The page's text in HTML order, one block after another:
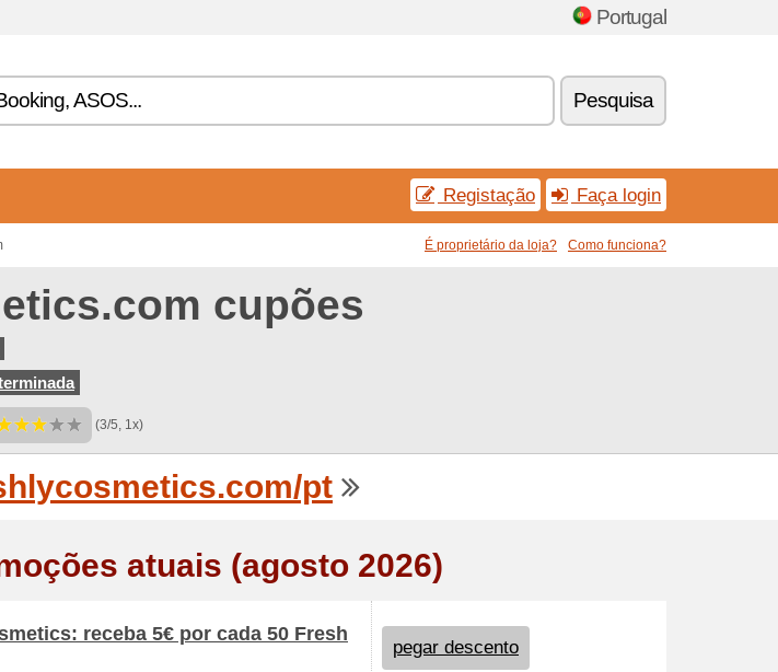
Portugal
Pesquisa
Registação Faça login
É proprietário da loja? Como funciona?
cupões
(3/5, 1x)
pt
atuais (agosto 2026)
receba 5€ por cada 50 Fresh
pegar descento